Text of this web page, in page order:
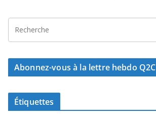
Abonnez-vous à la lettre hebdo Q2C
Étiquettes